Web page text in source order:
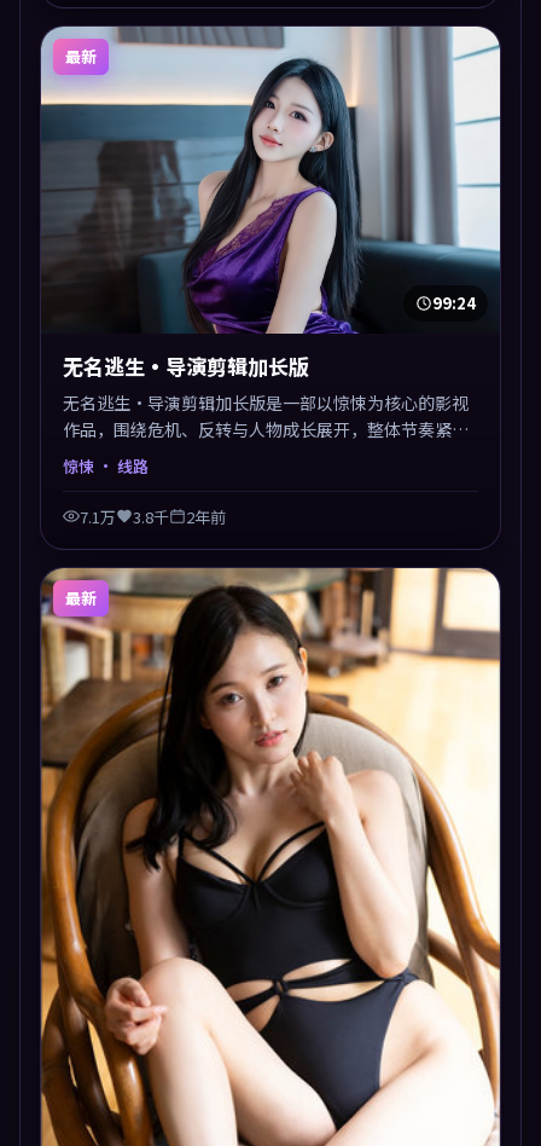
最新
99:24
无名逃生·导演剪辑加长版
无名逃生·导演剪辑加长版是一部以惊悚为核心的影视
作品，围绕危机、反转与人物成长展开，整体节奏紧
凑，值得推荐观看。
惊悚 · 线路
7.1万 3.8千 2年前
最新